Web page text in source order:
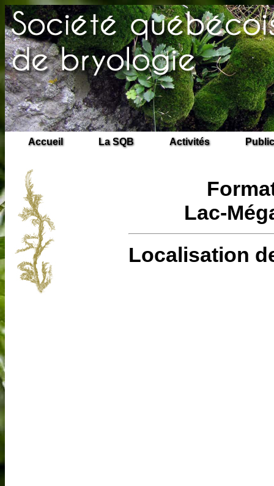
Accueil La SQB Activités
Lac-
Localisation